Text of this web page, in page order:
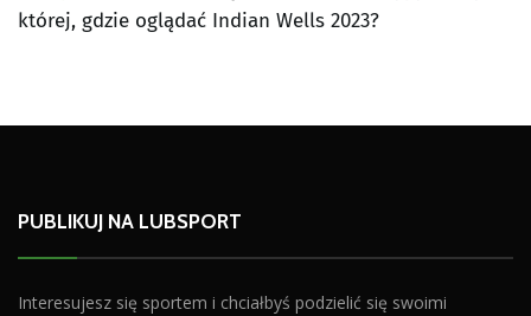
której, gdzie oglądać Indian Wells 2023?
PUBLIKUJ NA LUBSPORT
Interesujesz się sportem i chciałbyś podzielić się swoimi